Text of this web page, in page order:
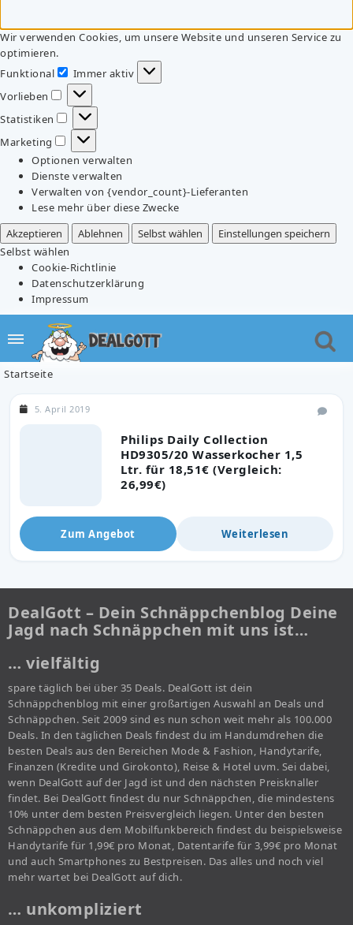
Wir verwenden Cookies, um unsere Website und unseren Service zu
optimieren.
Funktional
Funktional
Immer aktiv
Vorlieben
Vorlieben
Statistiken
Statistiken
Marketing
Marketing
Optionen verwalten
Dienste verwalten
Verwalten von {vendor_count}-Lieferanten
Lese mehr über diese Zwecke
Akzeptieren
Ablehnen Selbst wählen
Einstellungen speichern
Selbst wählen
Cookie-Richtlinie
Datenschutzerklärung
Impressum
Startseite
Philips Daily Collection
HD9305/20 Wasserkocher 1,5
Ltr. für 18,51€ (Vergleich:
26,99€)
5. April 2019
Zum Angebot Weiterlesen
DealGott – Dein Schnäppchenblog Deine
Jagd nach Schnäppchen mit uns ist…
… vielfältig
spare täglich bei über 35 Deals. DealGott ist dein
Schnäppchenblog mit einer großartigen Auswahl an Deals und
Schnäppchen. Seit 2009 sind es nun schon weit mehr als 100.000
Deals. In den täglichen Deals findest du im Handumdrehen die
besten Deals aus den Bereichen Mode & Fashion, Handytarife,
Finanzen (Kredite und Girokonto), Reise & Hotel uvm. Sei dabei,
wenn DealGott auf der Jagd ist und den nächsten Preisknaller
findet. Bei DealGott findest du nur Schnäppchen, die mindestens
10% unter dem besten Preisvergleich liegen. Unter den besten
Schnäppchen aus dem Mobilfunkbereich findest du beispielsweise
Handytarife für 1,99€ pro Monat, Datentarife für 3,99€ pro Monat
und auch Smartphones zu Bestpreisen. Das alles und noch viel
mehr wartet bei DealGott auf dich.
… unkompliziert